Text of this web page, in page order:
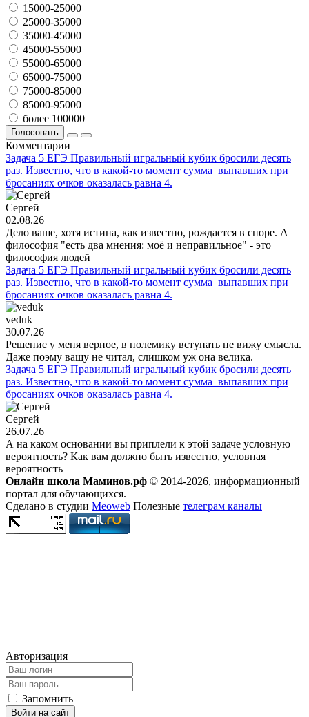
15000-25000
25000-35000
35000-45000
45000-55000
55000-65000
65000-75000
75000-85000
85000-95000
более 100000
Голосовать
Комментарии
Задача 5 ЕГЭ Правильный игральный кубик бросили десять
раз. Известно, что в какой-то момент сумма выпавших при
бросаниях очков оказалась равна 4.
Сергей
02.08.26
Дело ваше, хотя истина, как известно, рождается в споре. А
философия "есть два мнения: моё и неправильное" - это
философия людей
Задача 5 ЕГЭ Правильный игральный кубик бросили десять
раз. Известно, что в какой-то момент сумма выпавших при
бросаниях очков оказалась равна 4.
veduk
30.07.26
Решение у меня верное, в полемику вступать не вижу смысла.
Даже поэму вашу не читал, слишком уж она велика.
Задача 5 ЕГЭ Правильный игральный кубик бросили десять
раз. Известно, что в какой-то момент сумма выпавших при
бросаниях очков оказалась равна 4.
Сергей
26.07.26
А на каком основании вы приплели к этой задаче условную
вероятность? Как вам должно быть известно, условная
вероятность
Онлайн школа Маминов.рф © 2014-2026, информационный
портал для обучающихся.
Сделано в студии Meoweb Полезные телеграм каналы
Авторизация
Запомнить
Войти на сайт